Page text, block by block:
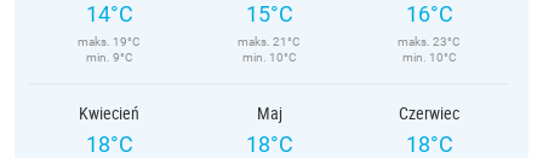
14°C
maks. 19°C
min. 9°C
15°C
maks. 21°C
min. 10°C
16°C
maks. 23°C
min. 10°C
Kwiecień
18°C
Maj
18°C
Czerwiec
18°C